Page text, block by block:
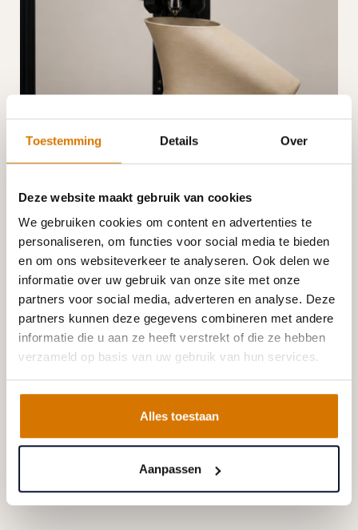
Toestemming Details Over
Deze website maakt gebruik van cookies
We gebruiken cookies om content en advertenties te
personaliseren, om functies voor social media te bieden
en om ons websiteverkeer te analyseren. Ook delen we
informatie over uw gebruik van onze site met onze
partners voor social media, adverteren en analyse. Deze
partners kunnen deze gegevens combineren met andere
informatie die u aan ze heeft verstrekt of die ze hebben
verzameld op basis van uw gebruik van hun services.
Alles toestaan
Aanpassen